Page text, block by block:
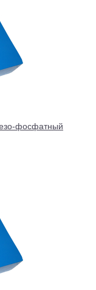
фосфатный